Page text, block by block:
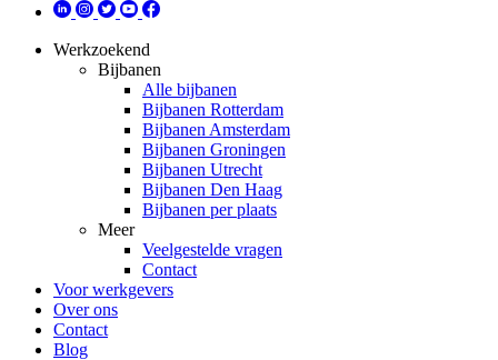
Werkzoekend
Bijbanen
Alle bijbanen
Bijbanen Rotterdam
Bijbanen Amsterdam
Bijbanen Groningen
Bijbanen Utrecht
Bijbanen Den Haag
Bijbanen per plaats
Meer
Veelgestelde vragen
Contact
Voor werkgevers
Over ons
Contact
Blog